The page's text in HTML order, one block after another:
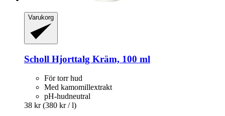
Varukorg
Scholl Hjorttalg Kräm, 100 ml
För torr hud
Med kamomillextrakt
pH-hudneutral
38 kr (380 kr / l)